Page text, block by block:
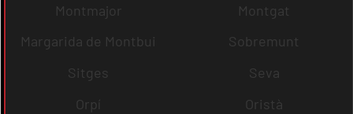
Montmajor
Montgat
Margarida de Montbui
Sobremunt
Sitges
Seva
Orpí
Oristà